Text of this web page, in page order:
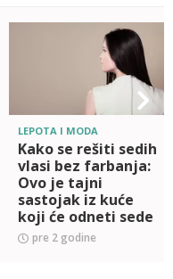
LEPOTA I MODA
Kako se rešiti sedih
vlasi bez farbanja:
Ovo je tajni
sastojak iz kuće
koji će odneti sede
kao rukom
pre 2 godine